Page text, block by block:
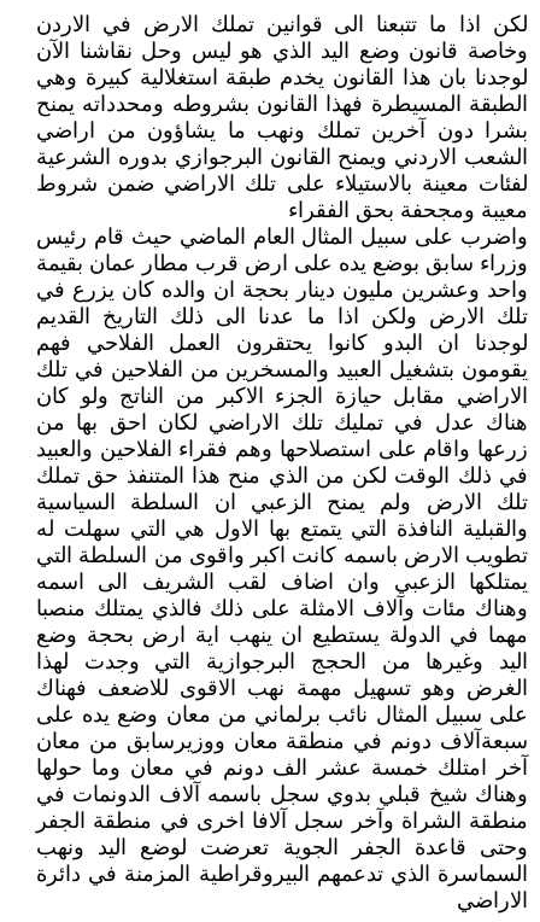
لكن اذا ما تتبعنا الى قوانين تملك الارض في الاردن
وخاصة قانون وضع اليد الذي هو ليس وحل نقاشنا الآن
لوجدنا بان هذا القانون يخدم طبقة استغلالية كبيرة وهي
الطبقة المسيطرة فهذا القانون بشروطه ومحدداته يمنح
بشرا دون آخرين تملك ونهب ما يشاؤون من اراضي
الشعب الاردني ويمنح القانون البرجوازي بدوره الشرعية
لفئات معينة بالاستيلاء على تلك الاراضي ضمن شروط
معيبة ومجحفة بحق الفقراء
واضرب على سبيل المثال العام الماضي حيث قام رئيس
وزراء سابق بوضع يده على ارض قرب مطار عمان بقيمة
واحد وعشرين مليون دينار بحجة ان والده كان يزرع في
تلك الارض ولكن اذا ما عدنا الى ذلك التاريخ القديم
لوجدنا ان البدو كانوا يحتقرون العمل الفلاحي فهم
يقومون بتشغيل العبيد والمسخرين من الفلاحين في تلك
الاراضي مقابل حيازة الجزء الاكبر من الناتج ولو كان
هناك عدل في تمليك تلك الاراضي لكان احق بها من
زرعها واقام على استصلاحها وهم فقراء الفلاحين والعبيد
في ذلك الوقت لكن من الذي منح هذا المتنفذ حق تملك
تلك الارض ولم يمنح الزعبي ان السلطة السياسية
والقبلية النافذة التي يتمتع بها الاول هي التي سهلت له
تطويب الارض باسمه كانت اكبر واقوى من السلطة التي
يمتلكها الزعبي وان اضاف لقب الشريف الى اسمه
وهناك مئات وآلاف الامثلة على ذلك فالذي يمتلك منصبا
مهما في الدولة يستطيع ان ينهب اية ارض بحجة وضع
اليد وغيرها من الحجج البرجوازية التي وجدت لهذا
الغرض وهو تسهيل مهمة نهب الاقوى للاضعف فهناك
على سبيل المثال نائب برلماني من معان وضع يده على
سبعةآلاف دونم في منطقة معان ووزيرسابق من معان
آخر امتلك خمسة عشر الف دونم في معان وما حولها
وهناك شيخ قبلي بدوي سجل باسمه آلاف الدونمات في
منطقة الشراة وآخر سجل آلافا اخرى في منطقة الجفر
وحتى قاعدة الجفر الجوية تعرضت لوضع اليد ونهب
السماسرة الذي تدعمهم البيروقراطية المزمنة في دائرة
الاراضي